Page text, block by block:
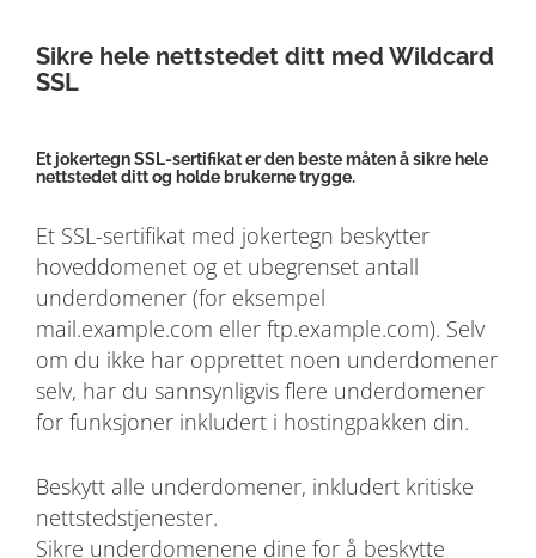
Sikre hele nettstedet ditt med Wildcard
SSL
Et jokertegn SSL-sertifikat er den beste måten å sikre hele
nettstedet ditt og holde brukerne trygge.
Et SSL-sertifikat med jokertegn beskytter
hoveddomenet og et ubegrenset antall
underdomener (for eksempel
mail.example.com eller ftp.example.com). Selv
om du ikke har opprettet noen underdomener
selv, har du sannsynligvis flere underdomener
for funksjoner inkludert i hostingpakken din.
Beskytt alle underdomener, inkludert kritiske
nettstedstjenester.
Sikre underdomenene dine for å beskytte